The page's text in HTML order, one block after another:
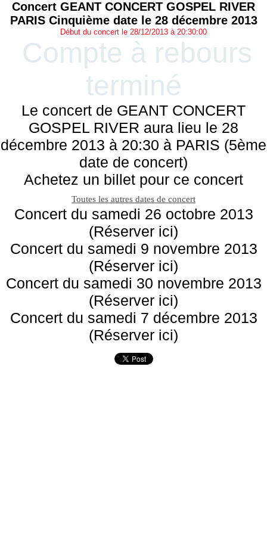
Concert GEANT CONCERT GOSPEL RIVER
PARIS Cinquième date le 28 décembre 2013
Début du concert le 28/12/2013 à 20:30:00
Compte à rebours
terminé
Le concert de GEANT CONCERT
GOSPEL RIVER aura lieu le 28
décembre 2013 à 20:30 à PARIS (5ème
date de concert)
Achetez un billet pour ce concert
Toutes les autres dates de concert
Concert du samedi 26 octobre 2013
(Réserver ici)
Concert du samedi 9 novembre 2013
(Réserver ici)
Concert du samedi 30 novembre 2013
(Réserver ici)
Concert du samedi 7 décembre 2013
(Réserver ici)